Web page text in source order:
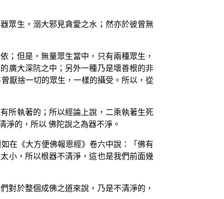
眾生，溺大邪見貪愛之水；然亦於彼曾無
；但是，無量眾生當中，只有兩種眾生，
廣大深阬之中；另外一種乃是壞善根的非
厭捨一切的眾生，一樣的攝受。所以，從
所執著的；所以經論上說，二乘執著生死
淨的，所以 佛陀說之為器不淨。
在《大方便佛報恩經》卷六中說：「佛有
小，所以根器不清淨，這也是我們前面幾
對於整個成佛之道來說，乃是不清淨的，